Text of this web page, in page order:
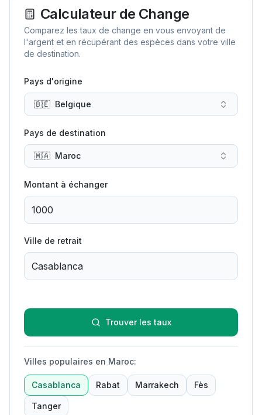
Calculateur de Change
Comparez les taux de change en vous envoyant de
l'argent et en récupérant des espèces dans votre ville
de destination.
Pays d'origine
🇧🇪 Belgique
Pays de destination
🇲🇦 Maroc
Montant à échanger
Ville de retrait
Trouver les taux
Villes populaires en Maroc:
Casablanca Rabat Marrakech Fès
Tanger